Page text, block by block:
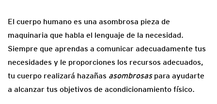
El cuerpo humano es una asombrosa pieza de
maquinaria que habla el lenguaje de la necesidad.
Siempre que aprendas a comunicar adecuadamente tus
necesidades y le proporciones los recursos adecuados,
tu cuerpo realizará hazañas asombrosas para ayudarte
a alcanzar tus objetivos de acondicionamiento físico.